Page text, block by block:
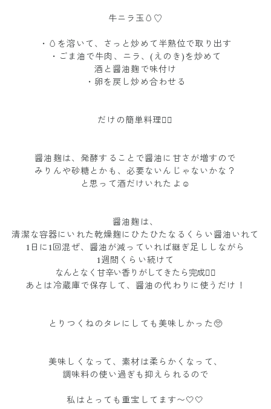
牛ニラ玉🥚♡
・🥚を溶いて、さっと炒めて半熟位で取り出す
・ごま油で牛肉、ニラ、(えのき)を炒めて
酒と醤油麹で味付け
・卵を戻し炒め合わせる
だけの簡単料理🙆‍♀️
醤油麹は、発酵することで醤油に甘さが増すので
みりんや砂糖とかも、必要ないんじゃないかな？
と思って酒だけいれたよ☺︎
醤油麹は、
清潔な容器にいれた乾燥麹にひたひたなるくらい醤油いれて
1日に1回混ぜ、醤油が減っていれば継ぎ足ししながら
1週間くらい続けて
なんとなく甘辛い香りがしてきたら完成🙆‍♀️
あとは冷蔵庫で保存して、醤油の代わりに使うだけ！
とりつくねのタレにしても美味しかった🥺
美味しくなって、素材は柔らかくなって、
調味料の使い過ぎも抑えられるので
私はとっても重宝してます〜🤍🤍